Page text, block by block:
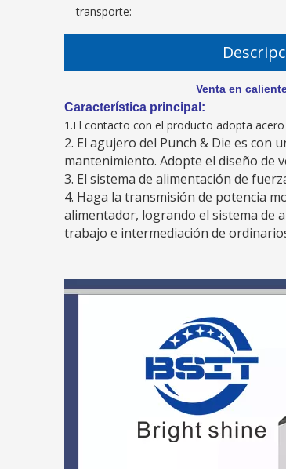
transporte:
Venta en caliente Buen precio
Característica principal:
1.El contacto con el producto adopta acero
2. El agujero del Punch & Die es
mantenimiento. Adopte el diseño de
3. El sistema de alimentación de
4. Haga la transmisión de potencia
alimentador, logrando el sistema de
trabajo e intermediación de